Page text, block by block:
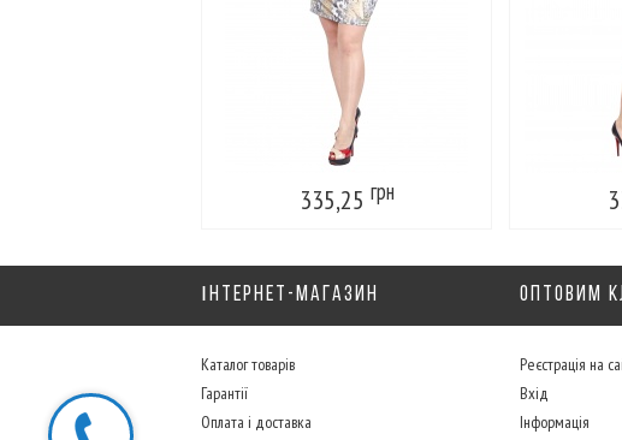
335,25 грн
ІНТЕРНЕТ-МАГАЗИН ОПТОВИМ
Каталог товарів
Гарантії
Оплата і доставка
Реєстрація на
Вхід
Інформація